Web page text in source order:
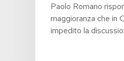
Paolo Romano
maggioranza che in
impedito la